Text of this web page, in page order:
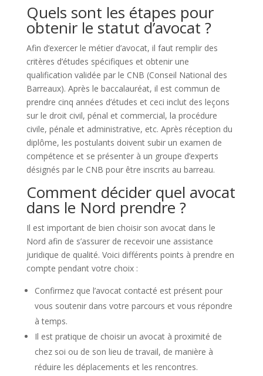
Quels sont les étapes pour
obtenir le statut d’avocat ?
Afin d’exercer le métier d’avocat, il faut remplir des
critères d’études spécifiques et obtenir une
qualification validée par le CNB (Conseil National des
Barreaux). Après le baccalauréat, il est commun de
prendre cinq années d’études et ceci inclut des leçons
sur le droit civil, pénal et commercial, la procédure
civile, pénale et administrative, etc. Après réception du
diplôme, les postulants doivent subir un examen de
compétence et se présenter à un groupe d’experts
désignés par le CNB pour être inscrits au barreau.
Comment décider quel avocat
dans le Nord prendre ?
Il est important de bien choisir son avocat dans le
Nord afin de s’assurer de recevoir une assistance
juridique de qualité. Voici différents points à prendre en
compte pendant votre choix :
Confirmez que l’avocat contacté est présent pour
vous soutenir dans votre parcours et vous répondre
à temps.
Il est pratique de choisir un avocat à proximité de
chez soi ou de son lieu de travail, de manière à
réduire les déplacements et les rencontres.